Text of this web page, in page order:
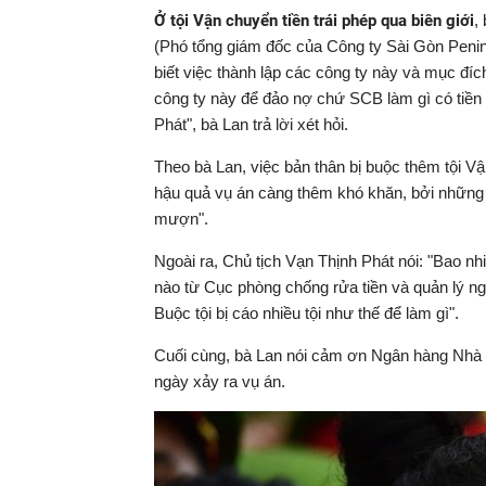
Ở tội Vận chuyển tiền trái phép qua biên giới,
(Phó tổng giám đốc của Công ty Sài Gòn
biết việc thành lập các công ty này và mục
công ty này để đảo nợ chứ SCB làm gì có
Phát", bà Lan trả lời xét hỏi.
Theo bà Lan, việc bản thân bị buộc thêm tội
hậu quả vụ án càng thêm khó khăn, bởi
mượn".
Ngoài ra, Chủ tịch Vạn Thịnh Phát nói: "Bao
nào từ Cục phòng chống rửa tiền và quản lý
Buộc tội bị cáo nhiều tội như thế để làm gì".
Cuối cùng, bà Lan nói cảm ơn Ngân hàng
ngày xảy ra vụ án.